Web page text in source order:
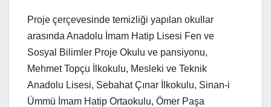
Proje çerçevesinde temizliği yapılan okullar
arasında Anadolu İmam Hatip Lisesi Fen ve
Sosyal Bilimler Proje Okulu ve pansiyonu,
Mehmet Topçu İlkokulu, Mesleki ve Teknik
Anadolu Lisesi, Sebahat Çınar İlkokulu, Sinan-i
Ümmü İmam Hatip Ortaokulu, Ömer Paşa